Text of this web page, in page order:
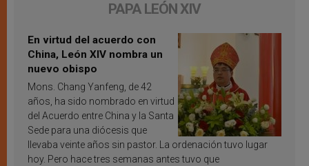
PAPA LEÓN XIV
En virtud del acuerdo con
China, León XIV nombra un
nuevo obispo
Mons. Chang Yanfeng, de 42
años, ha sido nombrado en virtud
del Acuerdo entre China y la Santa
Sede para una diócesis que
llevaba veinte años sin pastor. La ordenación tuvo lugar
hoy. Pero hace tres semanas antes tuvo que